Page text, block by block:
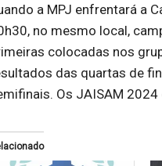
a MPJ enfrentará a
no mesmo local,
colocadas nos
das quartas de
Os JAISAM